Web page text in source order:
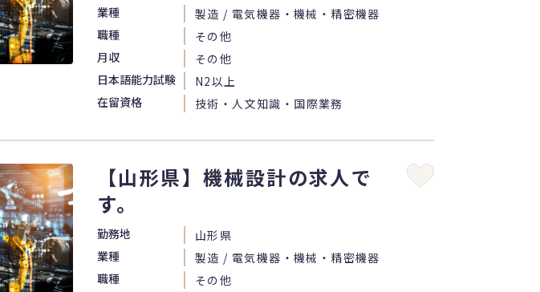
業種
製造 / 電気機器・機械・精密機器
職種
その他
月収
その他
日本語能力試験
N2以上
在留資格
技術・人文知識・国際業務
【山形県】機械設計の求人で
す。
勤務地
山形県
業種
製造 / 電気機器・機械・精密機器
職種
その他